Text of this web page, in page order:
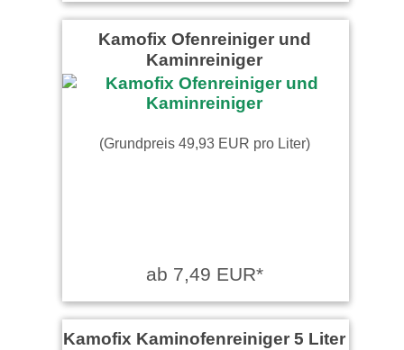
Kamofix Ofenreiniger und
Kaminreiniger
(Grundpreis 49,93 EUR pro Liter)
ab 7,49 EUR*
Kamofix Kaminofenreiniger 5 Liter